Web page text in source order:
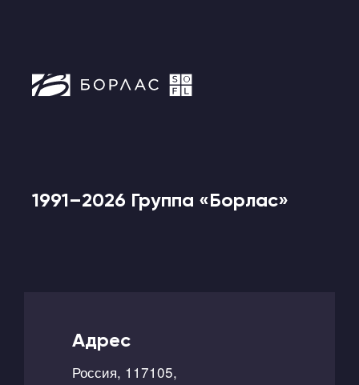
1991–2026 Группа «Борлас»
Адрес
Россия, 117105,